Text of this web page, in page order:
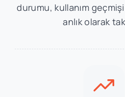
durumu, kullanım
anlık olarak